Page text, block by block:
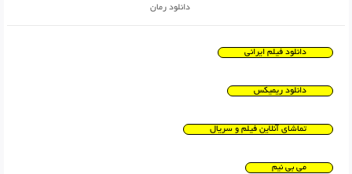
دانلود رمان
دانلود فیلم ایرانی
دانلود ریمیکس
تماشای آنلاین فیلم و سریال
می بی نیم